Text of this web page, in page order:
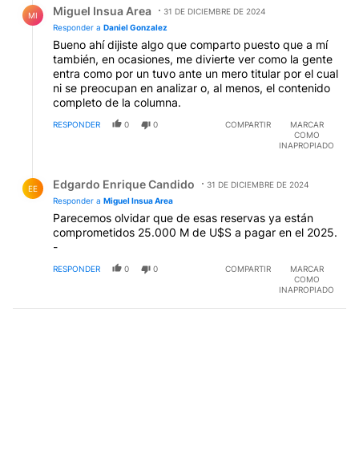
MI Miguel Insua Area
31 DE DICIEMBRE DE 2024
Responder a Daniel Gonzalez
Bueno ahí dijiste algo que comparto puesto que a mí
también, en ocasiones, me divierte ver como la gente
entra como por un tuvo ante un mero titular por el cual
ni se preocupan en analizar o, al menos, el contenido
completo de la columna.
RESPONDER 0 0 COMPARTIR
MARCAR
COMO
INAPROPIADO
EE Edgardo Enrique Candido
31 DE DICIEMBRE DE 2024
Responder a
Miguel Insua Area
Parecemos olvidar que de esas reservas ya están
comprometidos 25.000 M de U$S a pagar en el 2025.
-
RESPONDER 0 0 COMPARTIR
MARCAR
COMO
INAPROPIADO